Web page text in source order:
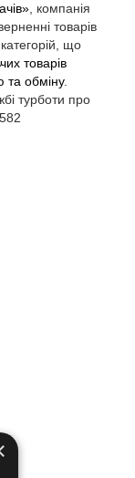
, компанія
товарів
що
товарів
та обміну.
турботи про